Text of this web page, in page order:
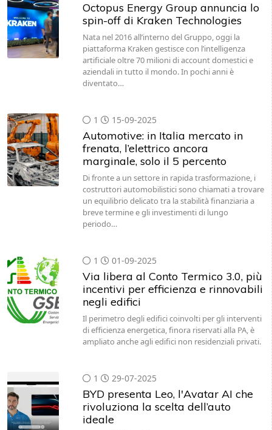
Octopus Energy Group annuncia lo
spin-off di Kraken Technologies
Nata nel 2016 all’interno del Gruppo, oggi la
piattaforma Kraken gestisce con l’intelligenza
artificiale oltre 70 milioni di account domestici e
aziendali in tutto il mondo. In pochi anni è
diventato…
1 15-09-2025
Automotive: in Italia mercato in
frenata, l’elettrico ancora
marginale, solo il 5 percento
Di fronte a un settore in rapida trasformazione, i
costruttori automobilistici sono chiamati a trovare
un equilibrio delicato tra la stabilità finanziaria a
breve termine e gli investimenti di lungo
periodo…
1 01-09-2025
Via libera al Conto Termico 3.0, più
incentivi per efficienza e rinnovabili
negli edifici
Il perimetro degli edifici coinvolti per gli interventi
di efficienza energetica, finora riservati alla PA, è
ampliato anche agli edifici non residenziali privati.
1 29-07-2025
BYD presenta Leo, l'Avatar AI che
rivoluziona la scelta dell’auto
ideale